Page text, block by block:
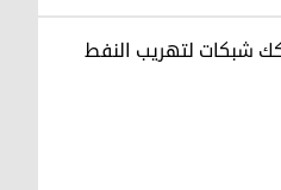
شبكات لتهريب النفط